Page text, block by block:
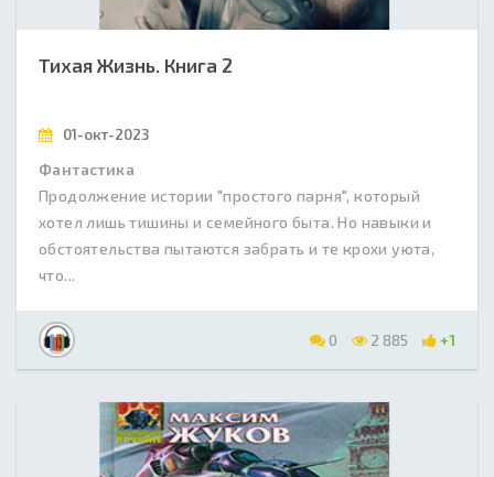
Тихая Жизнь. Книга 2
01-окт-2023
Фантастика
Продолжение истории "простого парня", который
хотел лишь тишины и семейного быта. Но навыки и
обстоятельства пытаются забрать и те крохи уюта,
что...
0 2 885 +1